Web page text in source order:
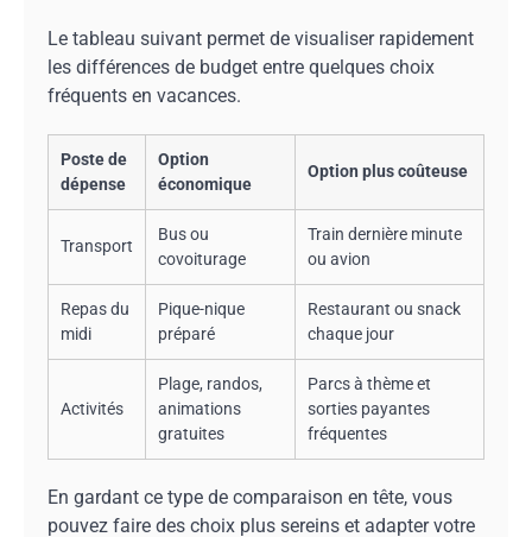
Le tableau suivant permet de visualiser rapidement
les différences de budget entre quelques choix
fréquents en vacances.
Poste de
dépense
Option
économique
Option plus coûteuse
Transport
Bus ou
covoiturage
Train dernière minute
ou avion
Repas du
midi
Pique-nique
préparé
Restaurant ou snack
chaque jour
Activités
Plage, randos,
animations
gratuites
Parcs à thème et
sorties payantes
fréquentes
En gardant ce type de comparaison en tête, vous
pouvez faire des choix plus sereins et adapter votre